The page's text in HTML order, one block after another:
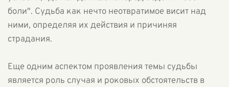
боли". Судьба как нечто неотвратимое висит над
ними, определяя их действия и причиняя
страдания.
Еще одним аспектом проявления темы судьбы
является роль случая и роковых обстоятельств в